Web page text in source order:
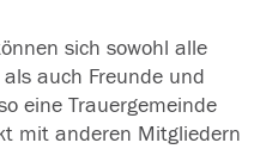
sich sowohl alle
auch Freunde und
eine Trauergemeinde
mit anderen Mitgliedern